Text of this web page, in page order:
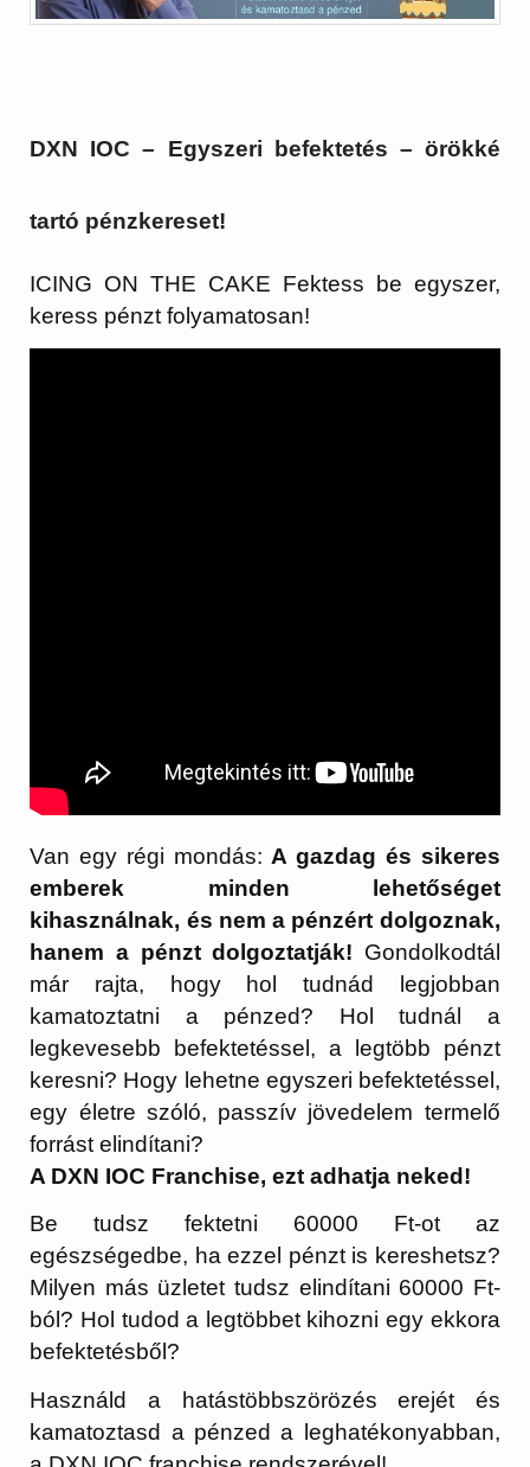
DXN IOC – Egyszeri befektetés – örökké
tartó pénzkereset!
ICING ON THE CAKE Fektess be egyszer,
keress pénzt folyamatosan!
Van egy régi mondás: A gazdag és sikeres
emberek minden lehetőséget
kihasználnak, és nem a pénzért dolgoznak,
hanem a pénzt dolgoztatják! Gondolkodtál
már rajta, hogy hol tudnád legjobban
kamatoztatni a pénzed? Hol tudnál a
legkevesebb befektetéssel, a legtöbb pénzt
keresni? Hogy lehetne egyszeri befektetéssel,
egy életre szóló, passzív jövedelem termelő
forrást elindítani?
A DXN IOC Franchise, ezt adhatja neked!
Be tudsz fektetni 60000 Ft-ot az
egészségedbe, ha ezzel pénzt is kereshetsz?
Milyen más üzletet tudsz elindítani 60000 Ft-
ból? Hol tudod a legtöbbet kihozni egy ekkora
befektetésből?
Használd a hatástöbbszörözés erejét és
kamatoztasd a pénzed a leghatékonyabban,